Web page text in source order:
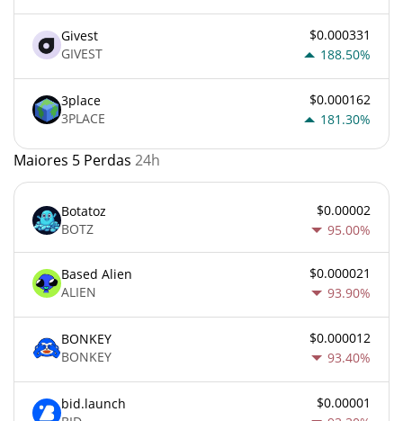
Givest
GIVEST
$0.000331
188.50%
3place
3PLACE
$0.000162
181.30%
Maiores 5 Perdas 24h
Botatoz
BOTZ
$0.00002
95.00%
Based Alien
ALIEN
$0.000021
93.90%
BONKEY
BONKEY
$0.000012
93.40%
bid.launch
$0.00001